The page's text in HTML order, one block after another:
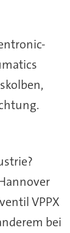
VPPX
bei